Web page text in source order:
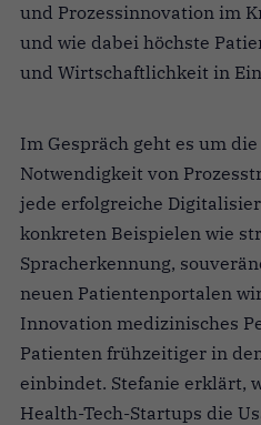
und Prozessinnovation im
und wie dabei höchste
und Wirtschaftlichkeit in
Im Gespräch geht es um
Notwendigkeit von
jede erfolgreiche
konkreten Beispielen wie
Spracherkennung,
neuen Patientenportalen
Innovation medizinisches
Patienten frühzeitiger in
einbindet. Stefanie erklärt,
Health-Tech-Startups die